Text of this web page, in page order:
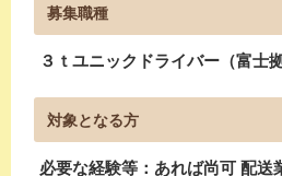
募集職種
３ｔユニックドライバー（富士
対象となる方
必要な経験等：あれば尚可 配送